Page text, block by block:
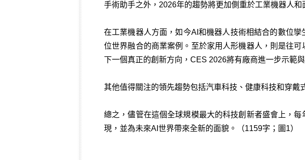
手術助手之外，2026年的趨勢將更加側重於工業機器人和
在工業機器人方面，如今AI和機器人技術相結合的數位
位世界融合的商業案例。至於家用人形機器人，則是往
下一個真正的創新方向，CES 2026將有廠商進一步示範與
其他值得關注的領先趨勢包括汽車科技、健康科技和穿
總之，儘管在這個全球規模最大的科技創新者盛會上，
現，並為未來AI世界帶來全新的面貌。（1159字；圖1）